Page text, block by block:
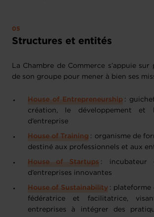
Structures et entités
La Chambre de Commerce s’appuie
de son groupe pour mener à bien ses
House of Entrepreneurship:
création, le développement et
d’entreprise
House of Training : organisme de
destiné aux professionnels et aux
House of Startups : incubateur
d’entreprises innovantes
House of Sustainability: plateforme
fédératrice et facilitatrice,
entreprises à intégrer des